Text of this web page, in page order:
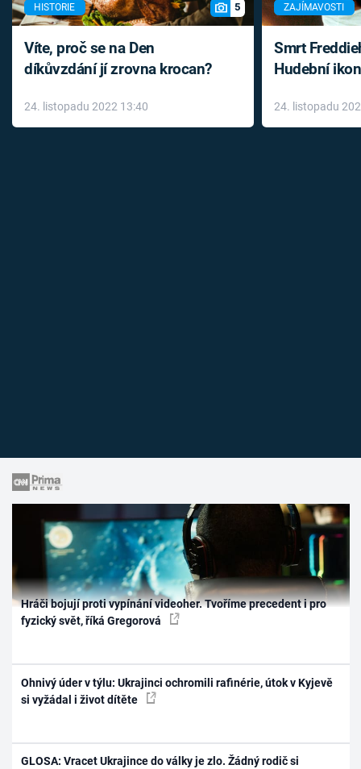
HISTORIE 5
Víte, proč se na Den
díkůvzdání jí zrovna krocan?
24. listopadu 2022 13:40
ZAJÍMAVOSTI
Smrt
Hudební
léky
24. listopadu
Hráči bojují proti vypínání videoher. Tvoříme precedent i pro
fyzický svět, říká Gregorová
Ohnivý úder v týlu: Ukrajinci ochromili rafinérie, útok v Kyjevě
si vyžádal i život dítěte
GLOSA: Vracet Ukrajince do války je zlo. Žádný rodič si